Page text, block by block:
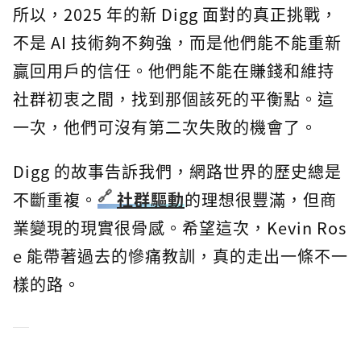
所以，2025 年的新 Digg 面對的真正挑戰，
不是 AI 技術夠不夠強，而是他們能不能重新
贏回用戶的信任。他們能不能在賺錢和維持
社群初衷之間，找到那個該死的平衡點。這
一次，他們可沒有第二次失敗的機會了。
Digg 的故事告訴我們，網路世界的歷史總是
不斷重複。
社群驅動的理想很豐滿，但商
業變現的現實很骨感。希望這次，Kevin Ros
e 能帶著過去的慘痛教訓，真的走出一條不一
樣的路。